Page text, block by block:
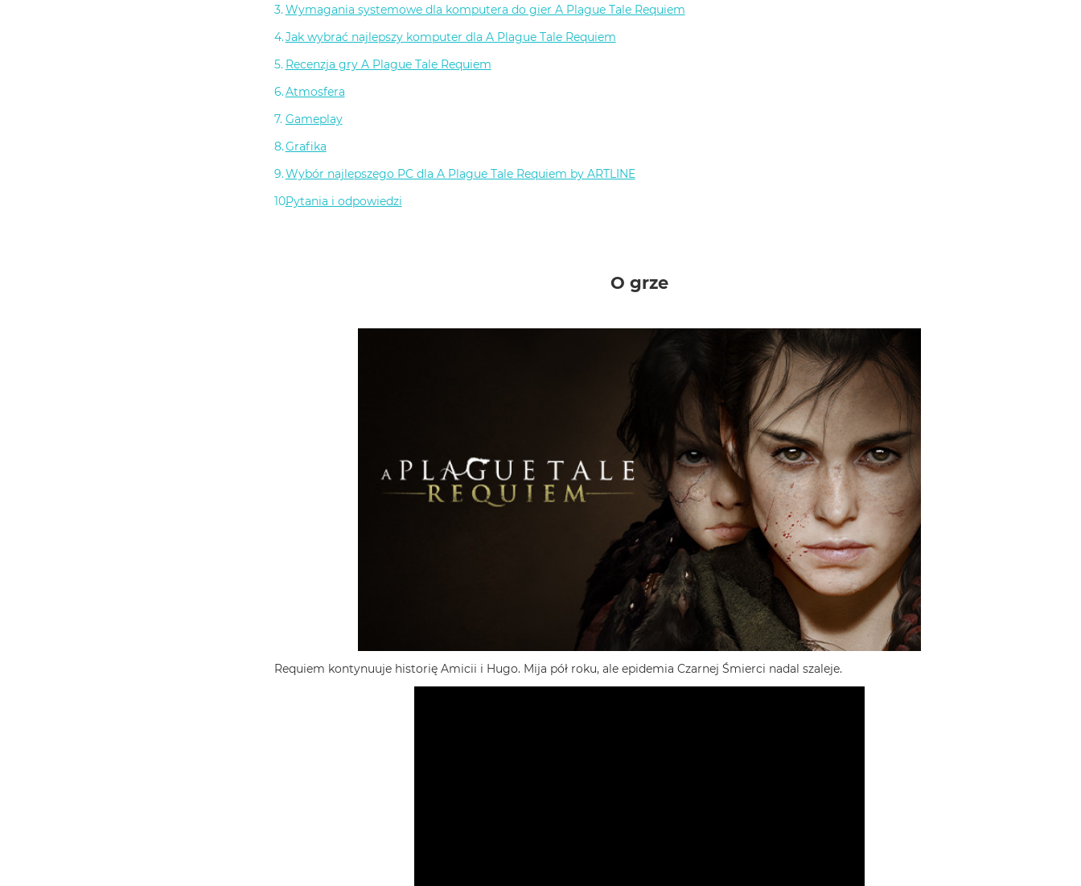
Wymagania systemowe dla komputera do gier A Plague Tale Requiem
Jak wybrać najlepszy komputer dla A Plague Tale Requiem
Recenzja gry A Plague Tale Requiem
Atmosfera
Gameplay
Grafika
Wybór najlepszego PC dla A Plague Tale Requiem by ARTLINE
Pytania i odpowiedzi
O grze
Requiem kontynuuje historię Amicii i Hugo. Mija pół roku, ale epidemia Czarnej Śmierci nadal szaleje.